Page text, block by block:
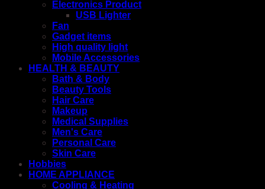
Electronics Product
USB Lighter
Fan
Gadget items
High quality light
Mobile Accessories
HEALTH & BEAUTY
Bath & Body
Beauty Tools
Hair Care
Makeup
Medical Supplies
Men's Care
Personal Care
Skin Care
Hobbies
HOME APPLIANCE
Cooling & Heating